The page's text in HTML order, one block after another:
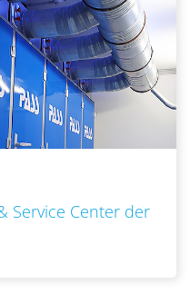
Service Center der